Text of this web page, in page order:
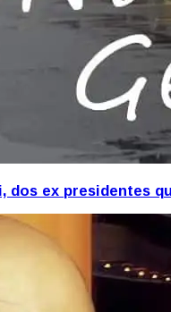
dos ex presidentes